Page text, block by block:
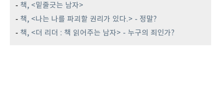
- 책, <밑줄긋는 남자>
- 책, <나는 나를 파괴할 권리가 있다.> - 정말?
- 책, <더 리더 : 책 읽어주는 남자> - 누구의 죄인가?